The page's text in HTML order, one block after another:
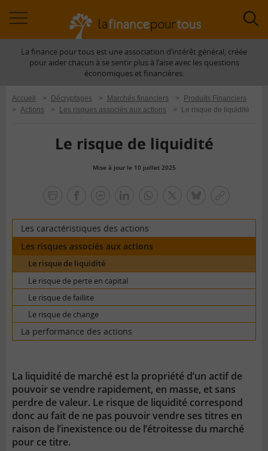
àLa finance pour tous est une association d’intérêt général, créée
pour aider chacun à se sentir plus à l’aise avec les questions
économiques et financières.
Accueil > Décryptages > Marchés financiers >
Produits Financiers
> Actions > Les risques associés aux actions > Le risque de liquidité
Le risque de liquidité
Mise à jour le 10 juillet 2025
tous
Les caractéristiques des actions
Les risques associés aux actions
Le risque de liquidité
Le risque de perte en capital
Le risque de faillite
Le risque de change
La performance des actions
La liquidité de marché est la propriété d’un actif de
pouvoir se vendre rapidement, en masse, et sans
perdre de valeur. Le risque de liquidité correspond
donc au fait de ne pas pouvoir vendre ses titres en
raison de l’inexistence ou de l’étroitesse du marché
pour ce titre.